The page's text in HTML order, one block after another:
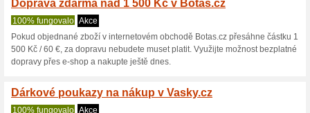
300 Kč sleva při
Na 1 použití 100% fungovalo
Získejte slevu 300 Kč při